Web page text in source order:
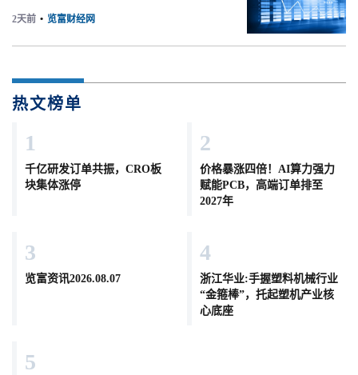
2天前 • 览富财经网
热文榜单
1
千亿研发订单共振，CRO板
块集体涨停
2
价格暴涨四倍！AI算力强力
赋能PCB，高端订单排至
2027年
3
览富资讯2026.08.07
4
浙江华业:手握塑料机械行业
“金箍棒”，托起塑机产业核
心底座
5